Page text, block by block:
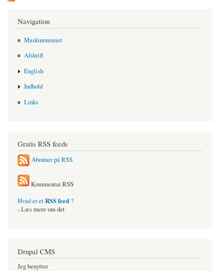
Navigation
Maskinrummet
Afskrift
English
Indhold
Links
Gratis RSS feeds
Abonner på RSS
Kommentar RSS
Hvad er etRSS feed ?
- Læs mere om det
Drupal CMS
Jeg benytter